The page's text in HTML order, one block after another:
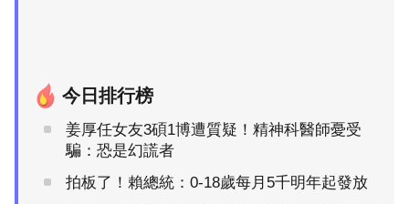
今日排行榜
姜厚任女友3碩1博遭質疑！精神科醫師憂受
騙：恐是幻謊者
拍板了！賴總統：0-18歲每月5千明年起發放